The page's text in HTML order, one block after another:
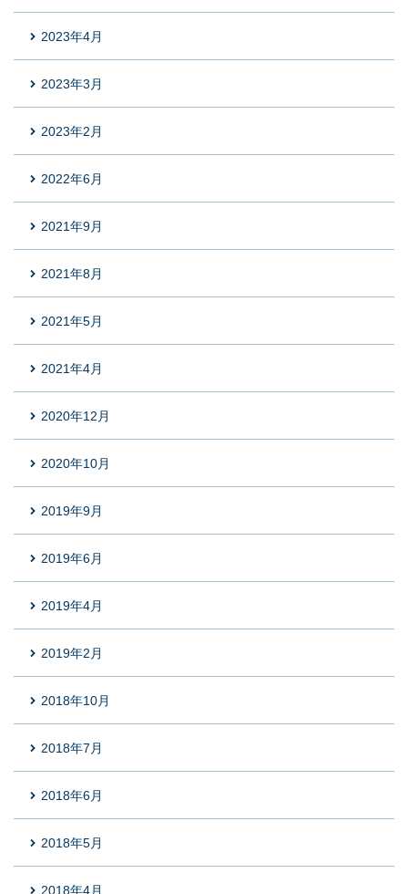
2023年4月
2023年3月
2023年2月
2022年6月
2021年9月
2021年8月
2021年5月
2021年4月
2020年12月
2020年10月
2019年9月
2019年6月
2019年4月
2019年2月
2018年10月
2018年7月
2018年6月
2018年5月
2018年4月